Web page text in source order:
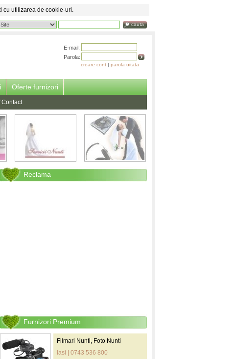
cu utilizarea de cookie-uri.
cauta
E-mail:
Parola:
creare cont | parola uitata
Oferte furnizori
Contact
Reclama
Furnizori Premium
Filmari Nunti, Foto Nunti
Iasi | 0743 536 800